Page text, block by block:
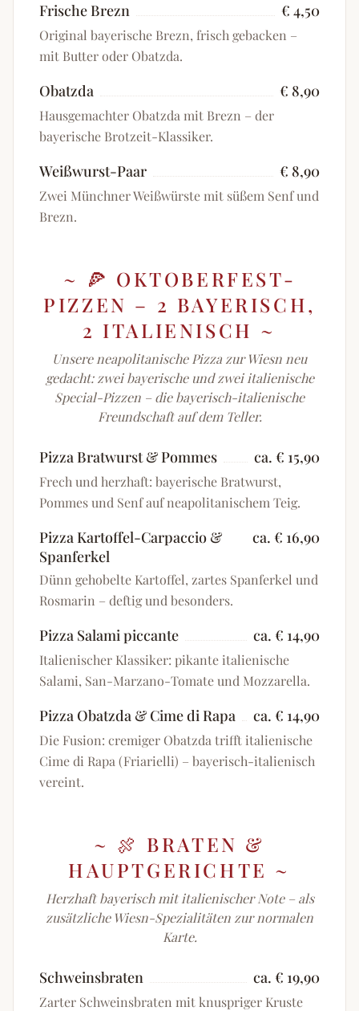
Frische Brezn € 4,50
Original bayerische Brezn, frisch gebacken –
mit Butter oder Obatzda.
Obatzda € 8,90
Hausgemachter Obatzda mit Brezn – der
bayerische Brotzeit-Klassiker.
Weißwurst-Paar € 8,90
Zwei Münchner Weißwürste mit süßem Senf und
Brezn.
~ 🍕 OKTOBERFEST-
PIZZEN – 2 BAYERISCH,
2 ITALIENISCH ~
Unsere neapolitanische Pizza zur Wiesn neu
gedacht: zwei bayerische und zwei italienische
Special-Pizzen – die bayerisch-italienische
Freundschaft auf dem Teller.
Pizza Bratwurst & Pommes ca. € 15,90
Frech und herzhaft: bayerische Bratwurst,
Pommes und Senf auf neapolitanischem Teig.
Pizza Kartoffel-Carpaccio &
Spanferkel
ca. € 16,90
Dünn gehobelte Kartoffel, zartes Spanferkel und
Rosmarin – deftig und besonders.
Pizza Salami piccante ca. € 14,90
Italienischer Klassiker: pikante italienische
Salami, San-Marzano-Tomate und Mozzarella.
Pizza Obatzda & Cime di Rapa ca. € 14,90
Die Fusion: cremiger Obatzda trifft italienische
Cime di Rapa (Friarielli) – bayerisch-italienisch
vereint.
~ 🍖 BRATEN &
HAUPTGERICHTE ~
Herzhaft bayerisch mit italienischer Note – als
zusätzliche Wiesn-Spezialitäten zur normalen
Karte.
Schweinsbraten ca. € 19,90
Zarter Schweinsbraten mit knuspriger Kruste